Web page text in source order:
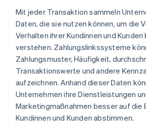
Mit jeder Transaktion sammeln
Daten, die sie nutzen können, um die
Verhalten ihrer Kundinnen und
verstehen. Zahlungslinkssysteme
Zahlungsmuster, Häufigkeit,
Transaktionswerte und andere
aufzeichnen. Anhand dieser Daten
Unternehmen ihre Dienstleistungen
Marketingmaßnahmen besser auf die
Kundinnen und Kunden abstimmen.